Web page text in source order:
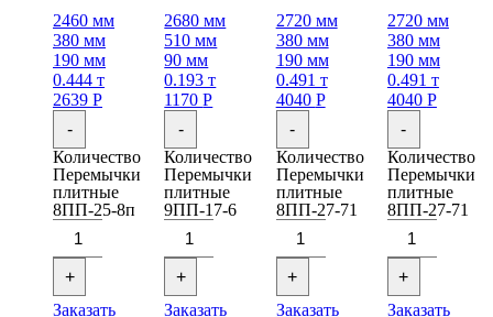
2460 мм
380 мм
190 мм
0.444 т
2639 Р
-
Количество
Перемычки
плитные
8ПП-25-8п
+
Заказать
2680 мм
510 мм
90 мм
0.193 т
1170Р
-
Количество
Перемычки
плитные
9ПП-17-6
+
Заказать
2720 мм
380 мм
190 мм
0.491 т
4040 Р
-
Количество
Перемычки
плитные
8ПП-27-71
+
Заказать
2720 мм
380 мм
190 мм
0.491 т
4040 Р
-
Количество
Перемычки
плитные
8ПП-27-71
+
Заказать